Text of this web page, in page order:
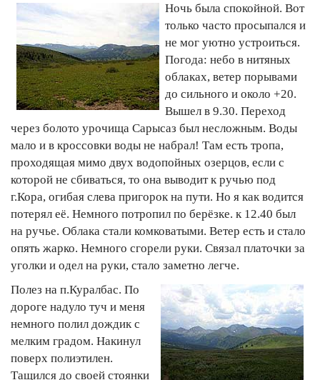
Ночь была спокойной. Вот
только часто просыпался и
не мог уютно устроиться.
Погода: небо в нитяных
облаках, ветер порывами
до сильного и около +20.
Вышел в 9.30. Переход
через болото урочища Сарысаз был несложным. Воды
мало и в кроссовки воды не набрал! Там есть тропа,
проходящая мимо двух водопойных озерцов, если с
которой не сбиваться, то она выводит к ручью под
г.Кора, огибая слева пригорок на пути. Но я как водится
потерял её. Немного потропил по берёзке. к 12.40 был
на ручье. Облака стали комковатыми. Ветер есть и стало
опять жарко. Немного сгорели руки. Связал платочки за
уголки и одел на руки, стало заметно легче.
Полез на п.Куралбас. По
дороге надуло туч и меня
немного полил дождик с
мелким градом. Накинул
поверх полиэтилен.
Тащился до своей стоянки